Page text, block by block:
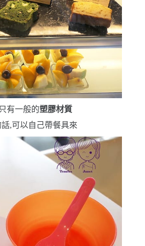
有一般的塑膠材質
,可以自己帶餐具來